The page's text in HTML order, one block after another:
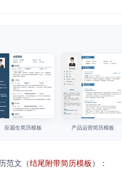
应届生简历模板 产品运营简历模板
范文（结尾附带简历模板）：